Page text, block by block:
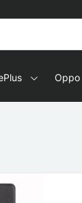
Oppo